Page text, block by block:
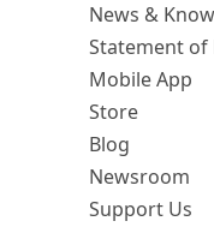
News &
Statement of
Mobile App
Store
Blog
Newsroom
Support Us